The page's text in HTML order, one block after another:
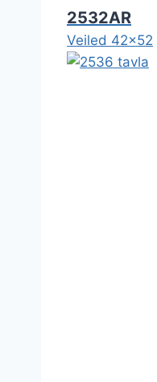
2532AR
Veiled 42x52